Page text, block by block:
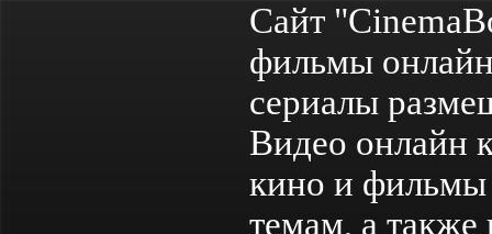
Сайт
фильмы
сериалы
Видео онлайн
кино и
темам, а